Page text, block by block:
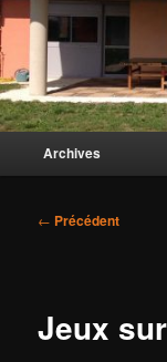
Archives
Navigation
← Précédent
Jeux